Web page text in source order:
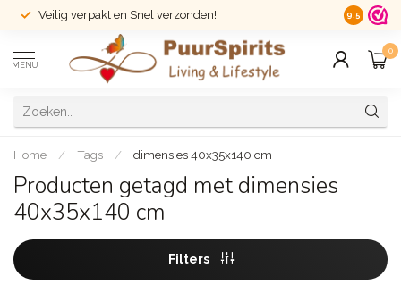
Veilig verpakt en Snel verzonden! 14 dagen
9.5
MENU
0
Home / Tags / dimensies 40x35x140 cm
Producten getagd met dimensies
40x35x140 cm
Filters